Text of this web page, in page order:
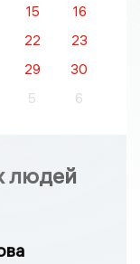
15
16
22
23
29
30
5 6
людей